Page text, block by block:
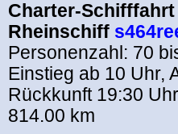
Charter-
Rheinschiff
Personenzahl: 70
Einstieg ab 10 Uhr,
Rückkunft 19:30
814.00 km